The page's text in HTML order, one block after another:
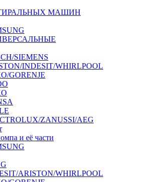
СТИРАЛЬНЫХ МАШИН
SIEMENS
INDESIT/WHIRLPOOL
GORENJE
ZANUSSI/AEG
и её части
ARISTON/WHIRLPOOL